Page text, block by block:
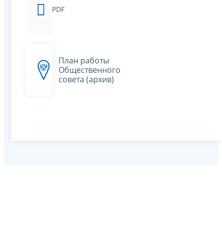
PDF
План работы
Общественного
совета (архив)